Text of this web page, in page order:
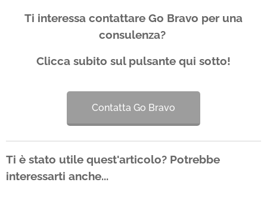
Ti interessa contattare Go Bravo per una
consulenza?
Clicca subito sul pulsante qui sotto!
Contatta Go Bravo
Ti è stato utile quest'articolo? Potrebbe
interessarti anche...